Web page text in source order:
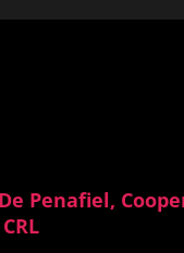
Penafiel,